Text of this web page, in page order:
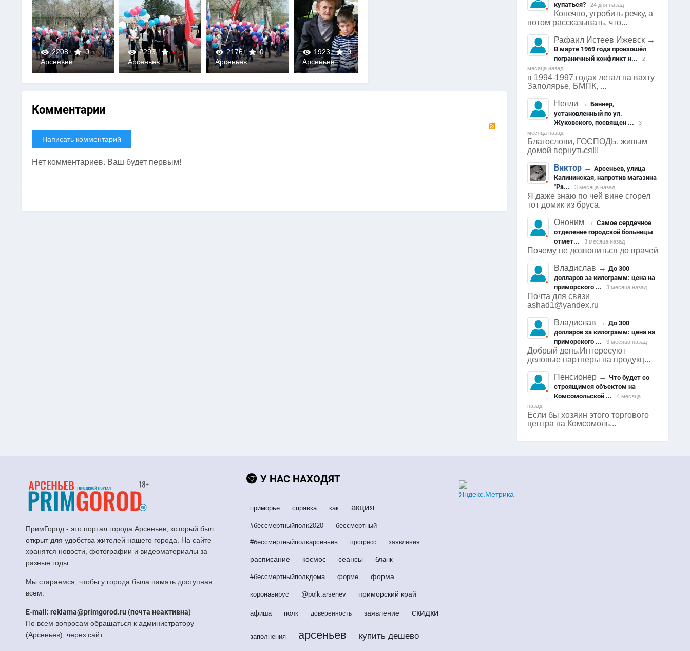
2208
0
0
Арсеньев
2293
-1
0
Арсеньев
2176
0
0
Арсеньев
1923
0
0
Арсеньев
2013
0
0
Арсеньев
Комментарии
Написать комментарий
Нет комментариев. Ваш будет первым!
купаться?
24 дня назад
Конечно, угробить речку, а
потом рассказывать, что...
Рафаил Истеев Ижевск →
В марте 1969 года произошёл
пограничный конфликт н...
2
месяца назад
в 1994-1997 годах летал на вахту
Заполярье, БМПК, ...
Нелли →Баннер,
установленный по ул.
Жуковского, посвящен ...
3
месяца назад
Благослови, ГОСПОДЬ, живым
домой вернуться!!!
Виктор →Арсеньев, улица
Калининская, напротив магазина
"Ра...
3 месяца назад
Я даже знаю по чей вине сгорел
тот домик из бруса.
Ононим →Самое сердечное
отделение городской больницы
отмет...
3 месяца назад
Почему не дозвониться до врачей
Владислав →До 300
долларов за килограмм: цена на
приморского ...
3 месяца назад
Почта для связи
ashad1@yandex.ru
Владислав →До 300
долларов за килограмм: цена на
приморского ...
3 месяца назад
Добрый день.Интересуют
деловые партнеры на продукц...
Пенсионер →Что будет со
строящимся объектом на
Комсомольской ...
4 месяца
назад
Если бы хозяин этого торгового
центра на Комсомоль...
ПримГород - это портал города Арсеньев, который был
открыт для удобства жителей нашего города. На сайте
хранятся новости, фотографии и видеоматериалы за
разные годы.
Мы стараемся, чтобы у города была память доступная
всем.
E-mail: reklama@primgorod.ru (почта неактивна)
По всем вопросам обращаться к администратору
(Арсеньев), через сайт.
У НАС НАХОДЯТ
приморье справка как акция
#бессмертныйполк2020 бессмертный
#бессмертныйполкарсеньев прогресс заявления
расписание космос сеансы бланк
#бессмертныйполкдома форме форма
коронавирус @polk.arsenev приморский край
афиша полк доверенность заявление скидки
заполнения арсеньев купить дешево